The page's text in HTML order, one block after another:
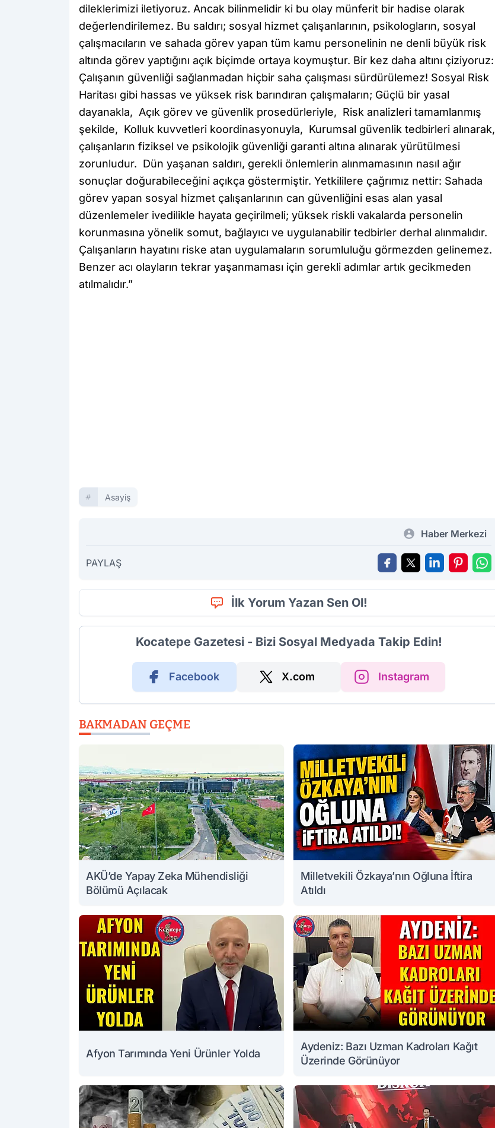
dileklerimizi iletiyoruz. Ancak bilinmelidir ki bu olay münferit bir hadise olarak
değerlendirilemez. Bu saldırı; sosyal hizmet çalışanlarının, psikologların, sosyal
çalışmacıların ve sahada görev yapan tüm kamu personelinin ne denli büyük risk
altında görev yaptığını açık biçimde ortaya koymuştur. Bir kez daha altını çiziyoruz:
Çalışanın güvenliği sağlanmadan hiçbir saha çalışması sürdürülemez! Sosyal Risk
Haritası gibi hassas ve yüksek risk barındıran çalışmaların; Güçlü bir yasal
dayanakla, Açık görev ve güvenlik prosedürleriyle, Risk analizleri tamamlanmış
şekilde, Kolluk kuvvetleri koordinasyonuyla, Kurumsal güvenlik tedbirleri alınarak,
çalışanların fiziksel ve psikolojik güvenliği garanti altına alınarak yürütülmesi
zorunludur. Dün yaşanan saldırı, gerekli önlemlerin alınmamasının nasıl ağır
sonuçlar doğurabileceğini açıkça göstermiştir. Yetkililere çağrımız nettir: Sahada
görev yapan sosyal hizmet çalışanlarının can güvenliğini esas alan yasal
düzenlemeler ivedilikle hayata geçirilmeli; yüksek riskli vakalarda personelin
korunmasına yönelik somut, bağlayıcı ve uygulanabilir tedbirler derhal alınmalıdır.
Çalışanların hayatını riske atan uygulamaların sorumluluğu görmezden gelinemez.
Benzer acı olayların tekrar yaşanmaması için gerekli adımlar artık gecikmeden
atılmalıdır.”
Asayiş
Haber Merkezi
PAYLAŞ
İlk Yorum Yazan Sen Ol!
Kocatepe Gazetesi - Bizi Sosyal Medyada Takip Edin!
Facebook X.com Instagram
BAKMADAN GEÇME
AKÜ’de Yapay Zeka Mühendisliği
Bölümü Açılacak
Milletvekili Özkaya’nın Oğluna İftira
Atıldı
Afyon Tarımında Yeni Ürünler Yolda
Aydeniz: Bazı Uzman Kadroları Kağıt
Üzerinde Görünüyor